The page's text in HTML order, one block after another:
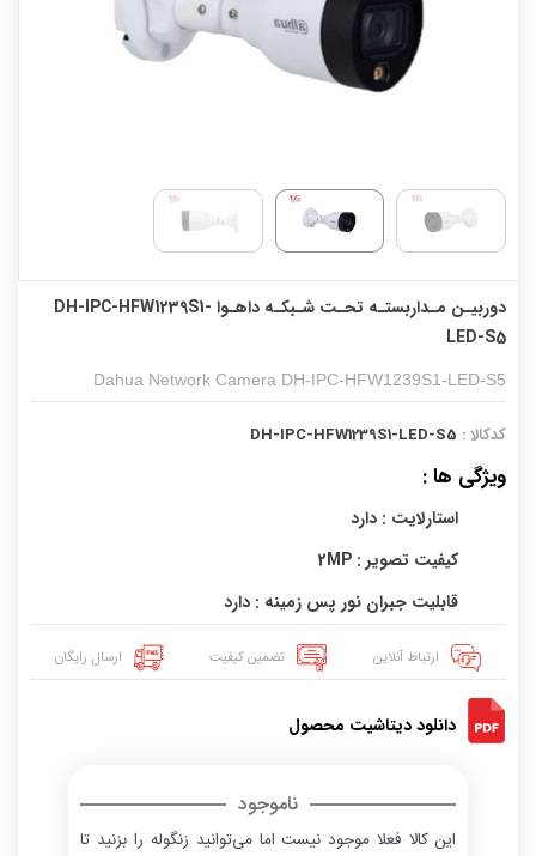
دوربیـن مـداربستـه تحـت شـبکـه داهـوا DH-IPC-HFW1239S1-
LED-S5
Dahua Network Camera DH-IPC-HFW1239S1-LED-S5
کدکالا : DH-IPC-HFW1239S1-LED-S5
ویژگی ها :
استارلایت : دارد
کیفیت تصویر : 2MP
قابلیت جبران نور پس زمینه : دارد
ارتباط آنلاین تضمین کیفیت ارسال رایگان
دانلود دیتاشیت محصول
ناموجود
این کالا فعلا موجود نیست اما می‌توانید زنگوله را بزنید تا